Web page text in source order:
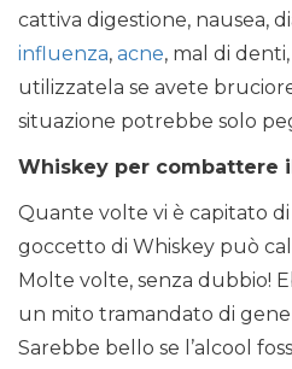
cattiva digestione, nausea,
influenza, acne, mal di denti,
utilizzatela se avete
situazione potrebbe solo
Whiskey per combattere
Quante volte vi è capitato
goccetto di Whiskey può
Molte volte, senza dubbio!
un mito tramandato di
Sarebbe bello se l’alcool